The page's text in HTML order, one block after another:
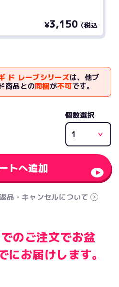
¥3,150 （税込
ド レーブシリーズは、他ブ
商品との同梱が不可です。
個数選択
トへ追加
返品・キャンセルについて
のご注文でお盆
にお届けします。